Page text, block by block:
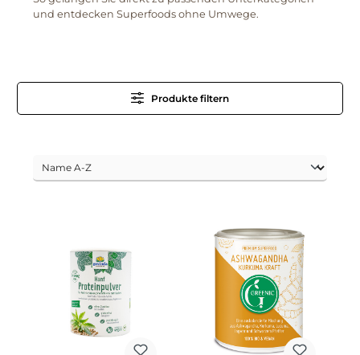
und entdecken Superfoods ohne Umwege.
Produkte filtern